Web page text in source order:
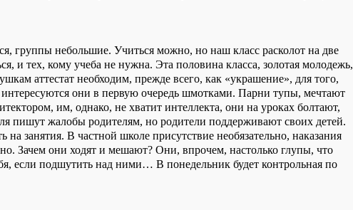
группы небольшие. Учиться можно, но наш класс расколот на две
и тех, кому учеба не нужна. Эта половина класса, золотая молодежь,
аттестат необходим, прежде всего, как «украшение», для того,
интересуются они в первую очередь шмотками. Парни тупы, мечтают
, им, однако, не хватит интеллекта, они на уроках болтают,
пишут жалобы родителям, но родители поддерживают своих детей.
на занятия. В частной школе присутствие необязательно, наказания
Зачем они ходят и мешают? Они, впрочем, настолько глупы, что
если подшутить над ними… В понедельник будет контрольная по